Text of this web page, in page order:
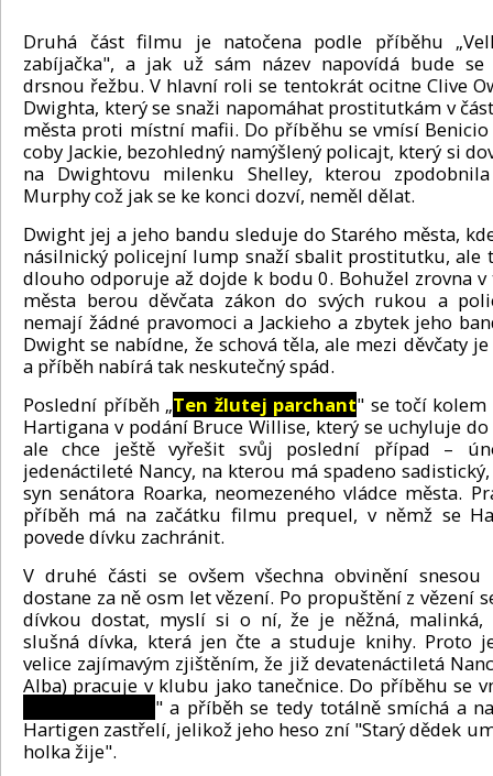
Druhá část filmu je natočena podle příběhu
zabíjačka", a jak už sám název napovídá bude
drsnou řežbu. V hlavní roli se tentokrát ocitne Clive
Dwighta, který se snaži napomáhat prostitutkám v
města proti místní mafii. Do příběhu se vmísí
coby Jackie, bezohledný namýšlený policajt, který si
na Dwightovu milenku Shelley, kterou
Murphy což jak se ke konci dozví, neměl dělat.
Dwight jej a jeho bandu sleduje do Starého města,
násilnický policejní lump snaží sbalit prostitutku, ale
dlouho odporuje až dojde k bodu 0. Bohužel zrovna v
města berou děvčata zákon do svých rukou a
nemají žádné pravomoci a Jackieho a zbytek jeho
Dwight se nabídne, že schová těla, ale mezi děvčaty
a příběh nabírá tak neskutečný spád.
Poslední příběh „Ten žlutej parchant" se točí kolem
Hartigana v podání Bruce Willise, který se uchyluje do
ale chce ještě vyřešit svůj poslední případ –
jedenáctileté Nancy, na kterou má spadeno
syn senátora Roarka, neomezeného vládce města.
příběh má na začátku filmu prequel, v němž se
povede dívku zachránit.
V druhé části se ovšem všechna obvinění
dostane za ně osm let vězení. Po propuštění z vězení
dívkou dostat, myslí si o ní, že je něžná, malinká,
slušná dívka, která jen čte a studuje knihy. Proto
velice zajímavým zjištěním, že již devatenáctiletá
Alba) pracuje v klubu jako tanečnice. Do příběhu se
" a příběh se tedy totálně smíchá a
Hartigen zastřelí, jelikož jeho heso zní "Starý dědek
holka žije".